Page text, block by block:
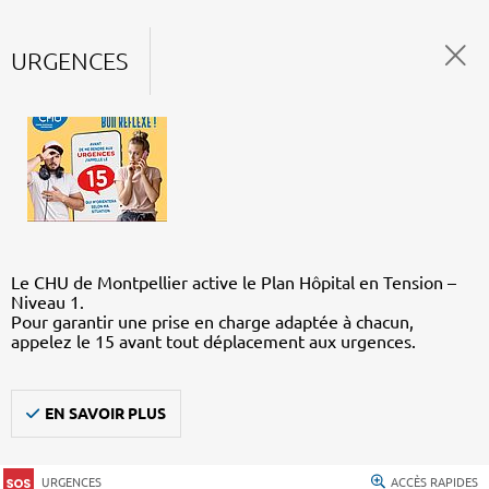
URGENCES
Le CHU de Montpellier active le Plan Hôpital en Tension –
Niveau 1.
Pour garantir une prise en charge adaptée à chacun,
appelez le 15 avant tout déplacement aux urgences.
EN SAVOIR PLUS
URGENCES ACCÈS RAPIDES